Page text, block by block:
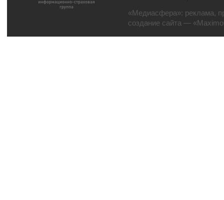
«Медиасфера»: реклама,
создание сайта —